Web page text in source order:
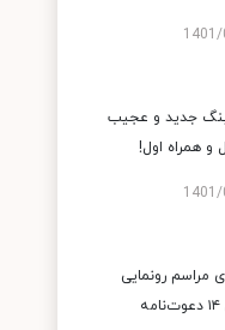
جدید و عجیب
و همراه اول!
مراسم رونمایی
آیفون ۱۴ دعوت‌نامه